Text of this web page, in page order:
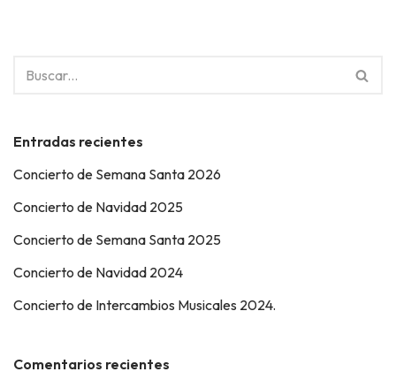
Entradas recientes
Concierto de Semana Santa 2026
Concierto de Navidad 2025
Concierto de Semana Santa 2025
Concierto de Navidad 2024
Concierto de Intercambios Musicales 2024.
Comentarios recientes